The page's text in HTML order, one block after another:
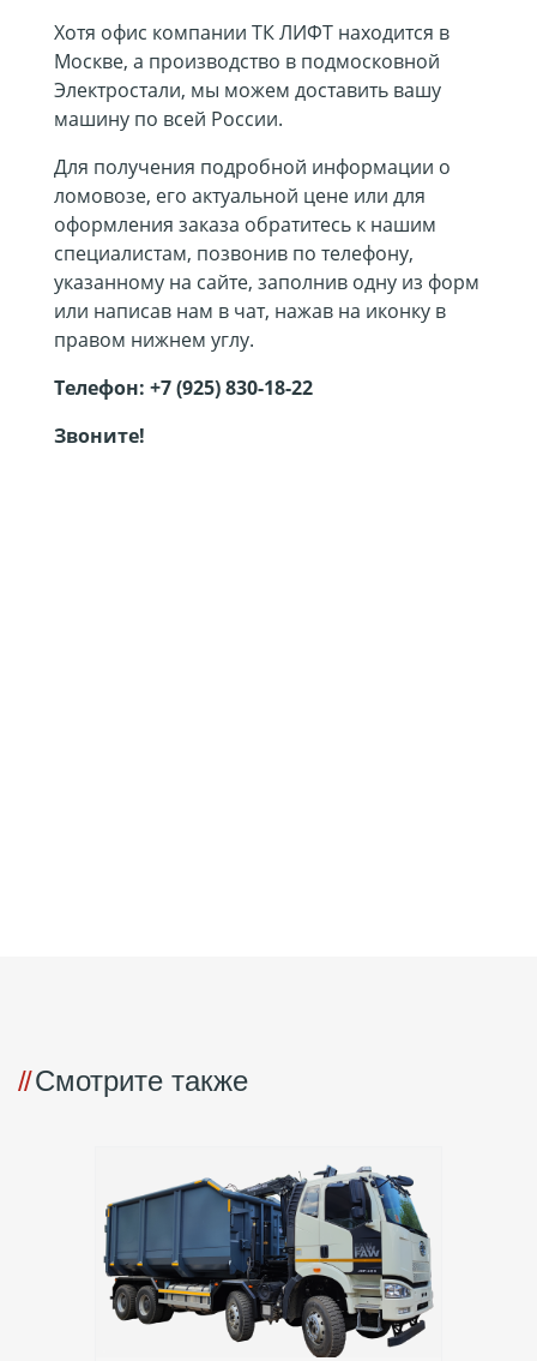
Хотя офис компании ТК ЛИФТ находится в
Москве, а производство в подмосковной
Электростали, мы можем доставить вашу
машину по всей России.
Для получения подробной информации о
ломовозе, его актуальной цене или для
оформления заказа обратитесь к нашим
специалистам, позвонив по телефону,
указанному на сайте, заполнив одну из форм
или написав нам в чат, нажав на иконку в
правом нижнем углу.
Телефон: +7 (925) 830-18-22
Звоните!
Смотрите также